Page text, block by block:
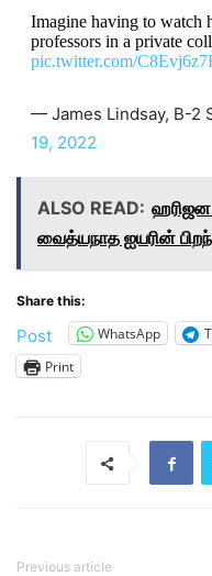
Imagine having to watch
professors in a private
pic.twitter.com/
— James Lindsay, B-2
19, 2022
ALSO READ: ஹரிஜன
வைத்யநாத ஐயரின்
Share this:
Post WhatsApp
Print
Previous article